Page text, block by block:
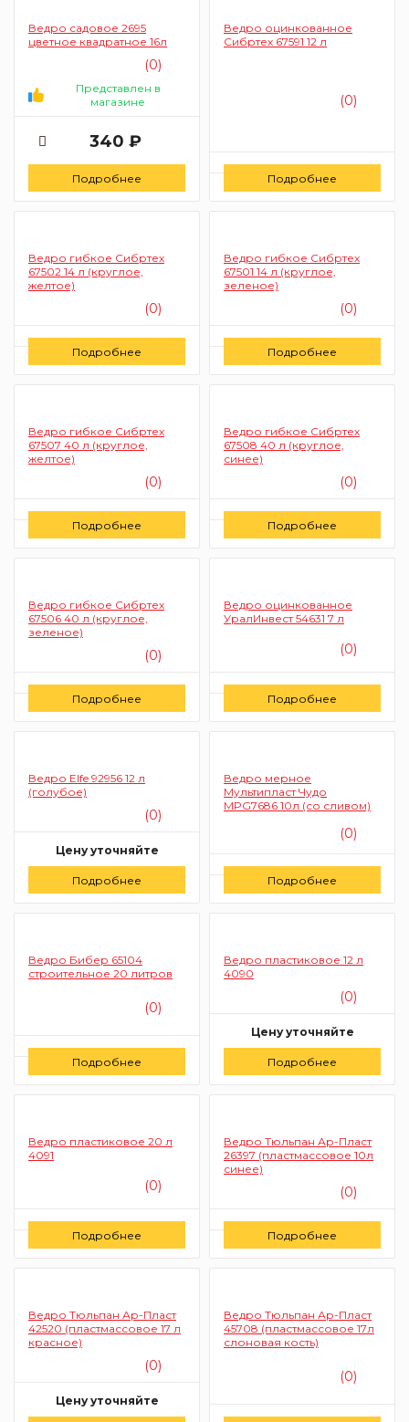
Ведро садовое 2695
цветное квадратное 16л
(0)
Представлен в
магазине
340 ₽
Подробнее
Ведро оцинкованное
Сибртех 67591 12 л
(0)
Заказать
Подробнее
Ведро гибкое Сибртех
67502 14 л (круглое,
желтое)
(0)
Заказать
Подробнее
Ведро гибкое Сибртех
67501 14 л (круглое,
зеленое)
(0)
Заказать
Подробнее
Ведро гибкое Сибртех
67507 40 л (круглое,
желтое)
(0)
Заказать
Подробнее
Ведро гибкое Сибртех
67508 40 л (круглое,
синее)
(0)
Заказать
Подробнее
Ведро гибкое Сибртех
67506 40 л (круглое,
зеленое)
(0)
Заказать
Подробнее
Ведро оцинкованное
УралИнвест 54631 7 л
(0)
Заказать
Подробнее
Ведро Elfe 92956 12 л
(голубое)
(0)
Цену уточняйте
Заказать
Подробнее
Ведро мерное
Мультипласт Чудо
MPG7686 10л (со сливом)
(0)
Заказать
Подробнее
Ведро Бибер 65104
строительное 20 литров
(0)
Заказать
Подробнее
Ведро пластиковое 12 л
4090
(0)
Цену уточняйте
Заказать
Подробнее
Ведро пластиковое 20 л
4091
(0)
Заказать
Подробнее
Ведро Тюльпан Ар-Пласт
26397 (пластмассовое 10л
синее)
(0)
Заказать
Подробнее
Ведро Тюльпан Ар-Пласт
42520 (пластмассовое 17 л
красное)
(0)
Цену уточняйте
Ведро Тюльпан Ар-Пласт
45708 (пластмассовое 17л
слоновая кость)
(0)